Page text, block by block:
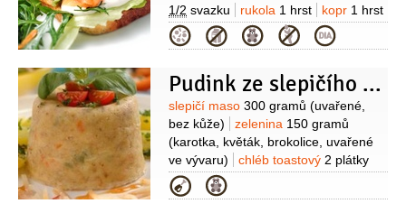
1/2 svazku rukola 1 hrst kopr 1 hrst
(čerstvý)
sůl pepř
Kategorie
Pudink ze slepičího masa
Suroviny
slepičí maso 300 gramů (uvařené,
bez kůže)
zelenina 150 gramů
(karotka, květák, brokolice, uvařené
ve vývaru)
chléb toastový 2 plátky
(světlý)
mléko
2 kusy
máslo
Kategorie